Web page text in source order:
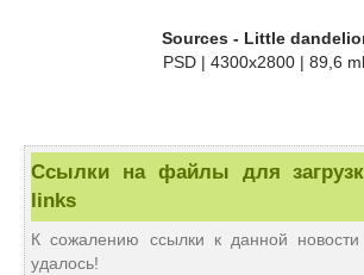
Sources - Little
PSD | 4300x2800 | 89,6
Ссылки на файлы для
links
К сожалению ссылки к данной новости
удалось!